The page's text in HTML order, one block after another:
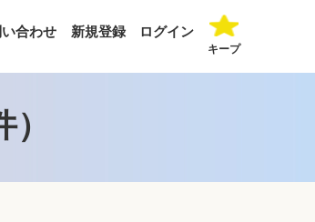
合わせ 新規登録 ログイン
キープ